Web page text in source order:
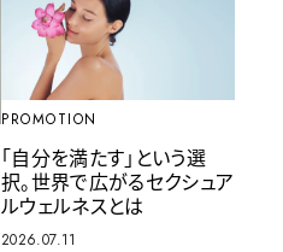
PROMOTION
「自分を満たす」という選
択。世界で広がるセクシュア
ルウェルネスとは
2026.07.11